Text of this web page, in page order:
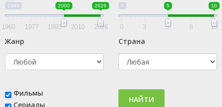
1960 2000 2026
1960 1977 1993 2010 2026
0 5 10
0 3 5 8 10
Жанр Страна
Фильмы
Сериалы
НАЙТИ